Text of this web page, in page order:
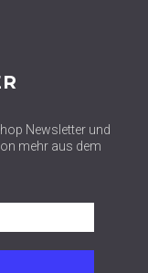
Newsletter und
mehr aus dem